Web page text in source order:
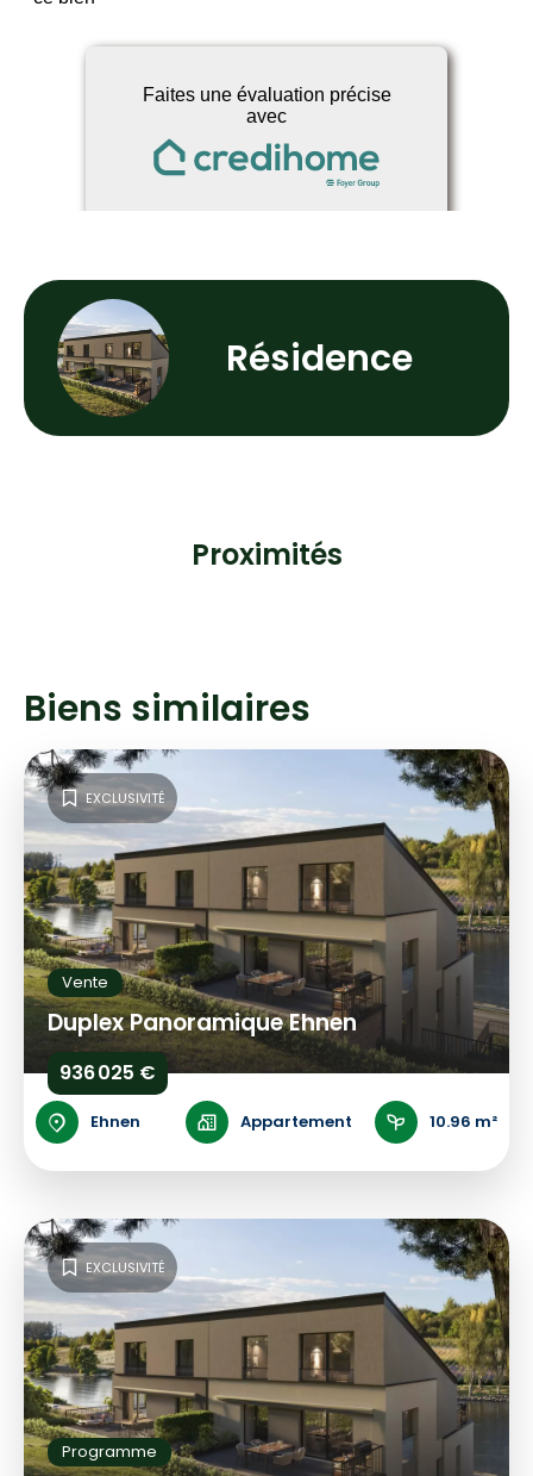
Résidence
Proximités
Biens similaires
Vente
Duplex Panoramique Ehnen
936 025 €
Ehnen Appartement 10.96 m²
EXCLUSIVITÉ
Programme
EXCLUSIVITÉ